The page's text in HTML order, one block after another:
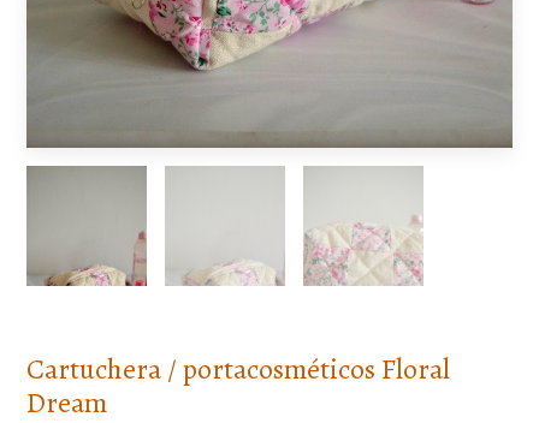
Cartuchera / portacosméticos Floral
Dream